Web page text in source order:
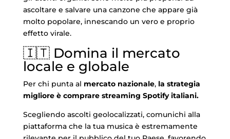
ascoltare e salvare una canzone che appare già
molto popolare, innescando un vero e proprio
effetto virale.
🇮🇹 Domina il mercato
locale e globale
Per chi punta al mercato nazionale, la strategia
migliore è comprare streaming Spotify italiani.
Scegliendo ascolti geolocalizzati, comunichi alla
piattaforma che la tua musica è estremamente